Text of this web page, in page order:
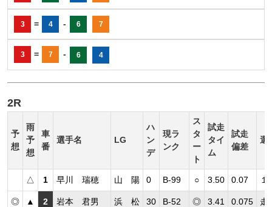
3 = 4 - 6 7
3 = 7 - 6 4
2R
予
想
雨
予
想
車
番
選手名 LG
ハ
ン
デ
現ラ
ンク
ス
タ
ー
ト
試走
タイ
ム
試走
偏差
選
△ 1 早川 瑞穂 山 陽 0 B-99 ○ 3.50 0.07 １
◎ ▲ 2 岩本 君男 浜 松 30 B-52 ◎ 3.41 0.075 走